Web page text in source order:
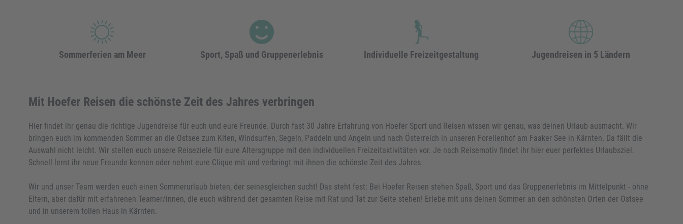
Sommerferien am Meer Sport, Spaß und Gruppenerlebnis Individuelle Freizeitgestaltung Jugendreisen in 5 Ländern
Mit Hoefer Reisen die schönste Zeit des Jahres verbringen
Hier findet ihr genau die richtige Jugendreise für euch und eure Freunde. Durch fast 30 Jahre Erfahrung von Hoefer Sport und Reisen wissen wir genau, was deinen Urlaub ausmacht. Wir
bringen euch im kommenden Sommer an die Ostsee zum Kiten, Windsurfen, Segeln, Paddeln und Angeln und nach Österreich in unseren Forellenhof am Faaker See in Kärnten. Da fällt die
Auswahl nicht leicht. Wir stellen euch unsere Reiseziele für eure Altersgruppe mit den individuellen Freizeitaktivitäten vor. Je nach Reisemotiv findet ihr hier euer perfektes Urlaubsziel.
Schnell lernt ihr neue Freunde kennen oder nehmt eure Clique mit und verbringt mit ihnen die schönste Zeit des Jahres.
Wir und unser Team werden euch einen Sommerurlaub bieten, der seinesgleichen sucht! Das steht fest: Bei Hoefer Reisen stehen Spaß, Sport und das Gruppenerlebnis im Mittelpunkt - ohne
Eltern, aber dafür mit erfahrenen Teamer/innen, die euch während der gesamten Reise mit Rat und Tat zur Seite stehen! Erlebe mit uns deinen Sommer an den schönsten Orten der Ostsee
und in unserem tollen Haus in Kärnten.